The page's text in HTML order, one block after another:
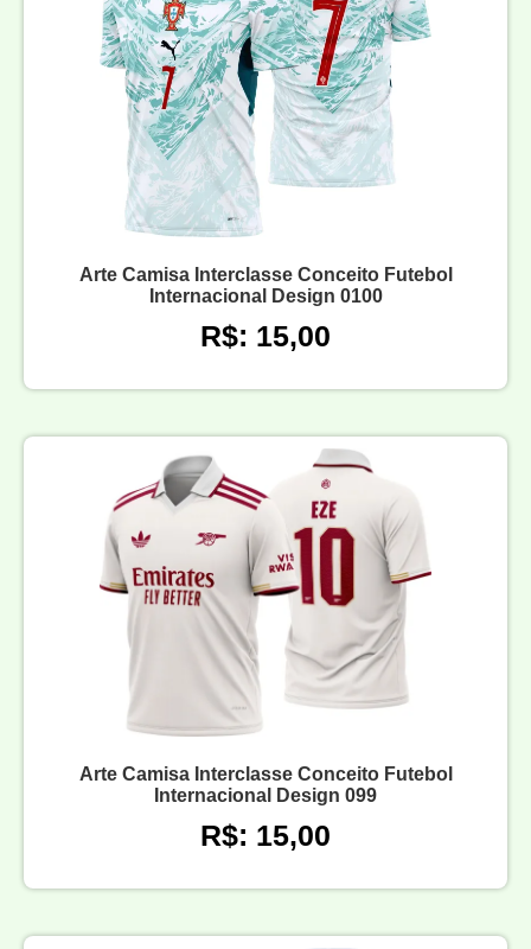
Arte Camisa Interclasse Conceito Futebol
Internacional Design 0100
R$: 15,00
Arte Camisa Interclasse Conceito Futebol
Internacional Design 099
R$: 15,00